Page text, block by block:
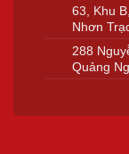
63, Khu
Nhơn
288
Quảng